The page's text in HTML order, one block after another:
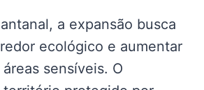
a expansão busca
ecológico e aumentar
sensíveis. O